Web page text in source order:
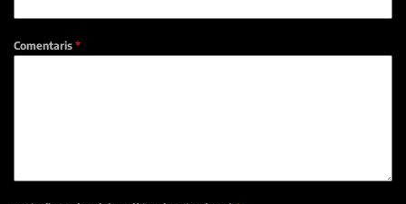
Comentaris *